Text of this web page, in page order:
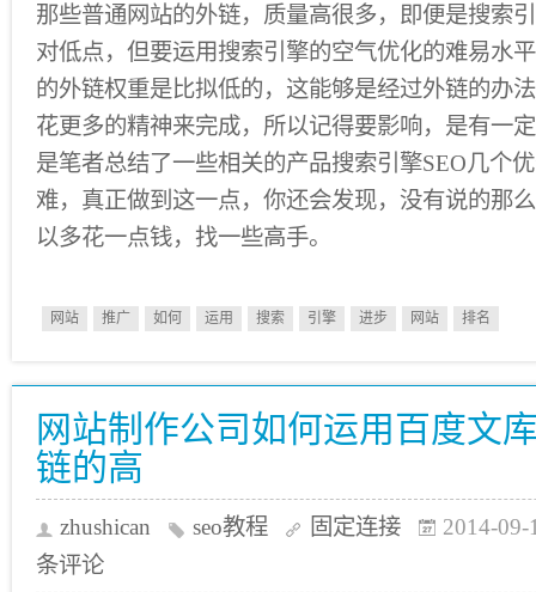
那些普通网站的外链，质量高很多，即便是搜索
对低点，但要运用搜索引擎的空气优化的难易水
的外链权重是比拟低的，这能够是经过外链的办
花更多的精神来完成，所以记得要影响，是有一
是笔者总结了一些相关的产品搜索引擎SEO几个
难，真正做到这一点，你还会发现，没有说的那
以多花一点钱，找一些高手。
网站 推广 如何 运用 搜索 引擎 进步 网站 排名
网站制作公司如何运用百度文
链的高
zhushican seo教程 固定连接
2014-09-
条评论